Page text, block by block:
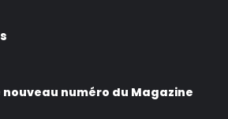
numéro du Magazine